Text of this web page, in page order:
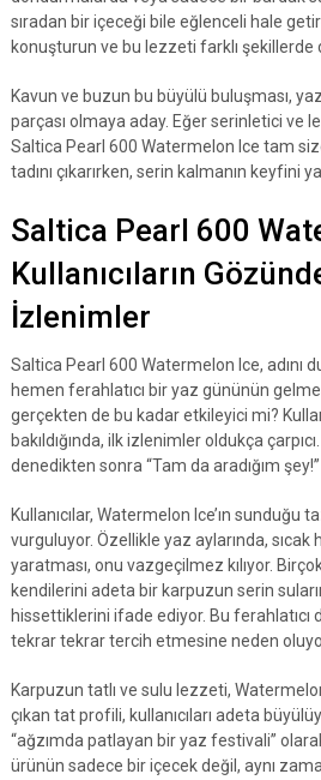
sıradan bir içeceği bile eğlenceli hale
konuşturun ve bu lezzeti farklı şekillerde
Kavun ve buzun bu büyülü buluşması,
parçası olmaya aday. Eğer serinletici ve
Saltica Pearl 600 Watermelon Ice tam
tadını çıkarırken, serin kalmanın keyfini
Saltica Pearl 600
Kullanıcıların
İzlenimler
Saltica Pearl 600 Watermelon Ice, adını
hemen ferahlatıcı bir yaz gününün
gerçekten de bu kadar etkileyici mi?
bakıldığında, ilk izlenimler oldukça
denedikten sonra “Tam da aradığım
Kullanıcılar, Watermelon Ice’ın sunduğu
vurguluyor. Özellikle yaz aylarında,
yaratması, onu vazgeçilmez kılıyor.
kendilerini adeta bir karpuzun serin
hissettiklerini ifade ediyor. Bu ferahlatıcı
tekrar tekrar tercih etmesine neden
Karpuzun tatlı ve sulu lezzeti,
çıkan tat profili, kullanıcıları adeta
“ağzımda patlayan bir yaz festivali” olarak
ürünün sadece bir içecek değil, aynı